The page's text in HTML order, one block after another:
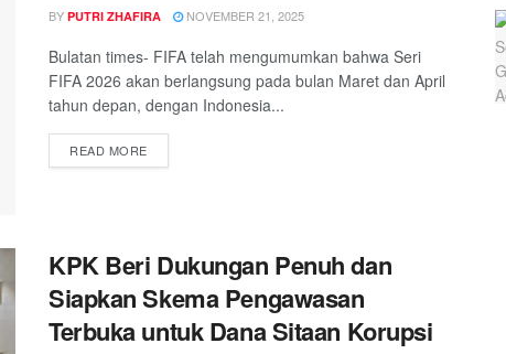
BY PUTRI ZHAFIRA NOVEMBER 21, 2025
Bulatan times- FIFA telah mengumumkan bahwa Seri
FIFA 2026 akan berlangsung pada bulan Maret dan April
tahun depan, dengan Indonesia...
READ MOREDETAILS
KPK Beri Dukungan Penuh dan
Siapkan Skema Pengawasan
Terbuka untuk Dana Sitaan Korupsi